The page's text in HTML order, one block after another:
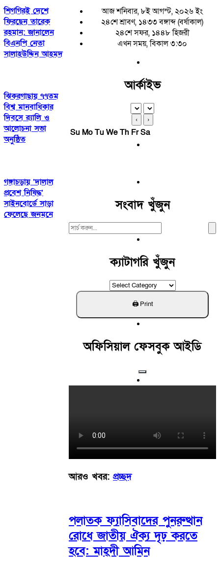
শিগগিরই দেশে
ফিরছেন তারেক
রহমান: জানালেন
বিএনপি নেতা
সালাহউদ্দিন আহমদ
ঝিকরগাছায় ৭৭তম
বিশ্ব মানবাধিকার
দিবসে র‍্যালি ও
আলোচনা সভা
অনুষ্ঠিত
গঙ্গাচড়ায় ‘দালাল
প্রবেশ নিষিদ্ধ’
সাইনবোর্ডে সাড়া
ফেলেছে জনমনে
আজ শনিবার, ৮ই আগস্ট, ২০২৬ ইং
২৪শে শ্রাবণ, ১৪৩৩ বঙ্গাব্দ (বর্ষাকাল)
২৪শে সফর, ১৪৪৮ হিজরী
এখন সময়, বিকাল ৩:৩০
আর্কাইভ
‹ ›
Su MoTu WeTh FrSa
সংবাদ খুঁজুন
Search
ক্যাটাগরি খুঁজুন
ক্যাটাগরি
খুঁজুন
অফিসিয়াল ফেসবুক আইডি
আরও খবর: প্রচ্ছদ
পলাতক ফ্যাসিবাদের পুনরুত্থান
রোধে জাতীয় ঐক্য দৃঢ় করতে
হবে: মাহ্দী আমিন